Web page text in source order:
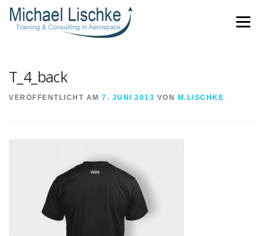
Direkt
zum
Menü
T_4_back
VERÖFFENTLICHT AM 7. JUNI 2013 VON M.LISCHKE